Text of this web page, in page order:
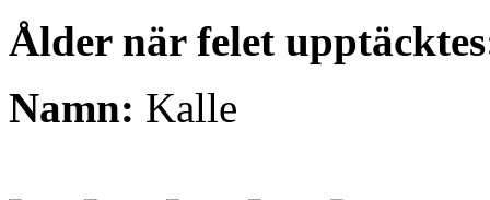
Ålder när felet
Namn: Kalle